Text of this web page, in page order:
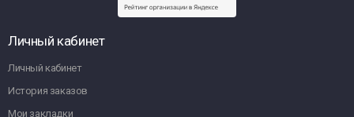
Личный кабинет
Личный кабинет
История заказов
Мои закладки